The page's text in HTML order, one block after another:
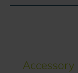
Skip product gallery
Accessory